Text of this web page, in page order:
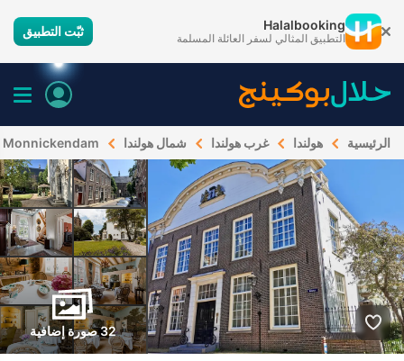
Halalbooking
التطبيق المثالي لسفر العائلة المسلمة ثبّت التطبيق
الرئيسية هولندا غرب هولندا شمال هولندا Monnickendam
32 صورة إضافية